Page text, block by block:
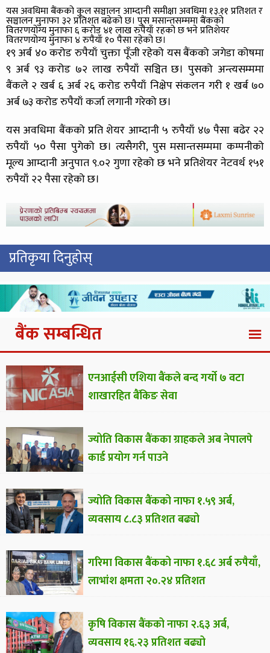
यस अवधिमा बैंकको कुल सञ्चालन आम्दानी समीक्षा अवधिमा १३.११ प्रतिशत र
सञ्चालन मुनाफा ३२ प्रतिशत बढेको छ। पुस मसान्तसम्ममा बैंकको
वितरणयोग्य मुनाफा ६ करोड ४१ लाख रुपैयाँ रहको छ भने प्रतिशेयर
वितरणयोग्य मुनाफा ४ रुपैयाँ १० पैसा रहेको छ।
१९ अर्ब ४० करोड रुपैयाँ चुक्ता पूँजी रहेको यस बैंकको जगेडा कोषमा
९ अर्ब ९३ करोड ७२ लाख रुपैयाँ सञ्चित छ। पुसको अन्त्यसम्ममा
बैंकले २ खर्ब ६ अर्ब २६ करोड रुपैयाँ निक्षेप संकलन गरी १ खर्ब ७०
अर्ब ७३ करोड रुपैयाँ कर्जा लगानी गरेको छ।
यस अवधिमा बैंकको प्रति शेयर आम्दानी ५ रुपैयाँ ४७ पैसा बढेर २२
रुपैयाँ ५० पैसा पुगेको छ। त्यसैगरी, पुस मसान्तसम्ममा कम्पनीको
मूल्य आम्दानी अनुपात ९.०२ गुणा रहेको छ भने प्रतिशेयर नेटवर्थ १५१
रुपैयाँ २२ पैसा रहेको छ।
प्रतिकृया दिनुहोस्
बैंक सम्बन्धित
एनआईसी एशिया बैंकले बन्द गर्यो ७ वटा
शाखारहित बैंकिङ सेवा
ज्योति विकास बैंकका ग्राहकले अब नेपालपे
कार्ड प्रयोग गर्न पाउने
ज्योति विकास बैंकको नाफा १.५९ अर्ब,
व्यवसाय ८.८३ प्रतिशत बढ्यो
गरिमा विकास बैंकको नाफा १.६८ अर्ब रुपैयाँ,
लाभांश क्षमता २०.२४ प्रतिशत
कृषि विकास बैंकको नाफा २.६३ अर्ब,
व्यवसाय १६.२३ प्रतिशत बढ्यो